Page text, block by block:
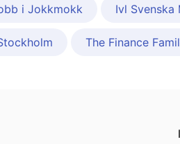
i Jokkmokk Ivl Svenska
The Finance